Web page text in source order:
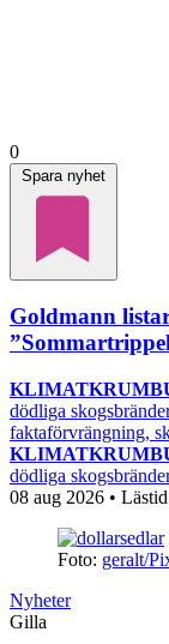
0
Spara nyhet
Goldmann
dödliga
faktaförvrängning,
dödliga
08 aug 2026 •
Foto: geralt/
Nyheter
Gilla